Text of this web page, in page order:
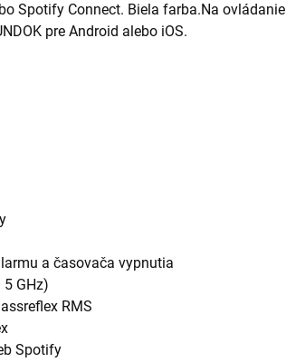
Spotify Connect. Biela farba.Na ovládanie
pre Android alebo iOS.
a časovača vypnutia
GHz)
RMS
Spotify